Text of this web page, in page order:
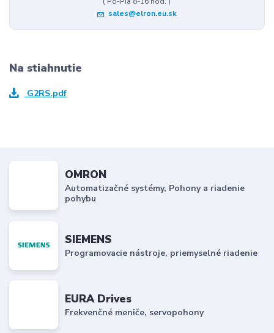
sales@elron.eu.sk
Na stiahnutie
G2RS.pdf
OMRON
Automatizačné systémy, Pohony a riadenie
pohybu
SIEMENS
Programovacie nástroje, priemyselné riadenie
EURA Drives
Frekvenčné meniče, servopohony